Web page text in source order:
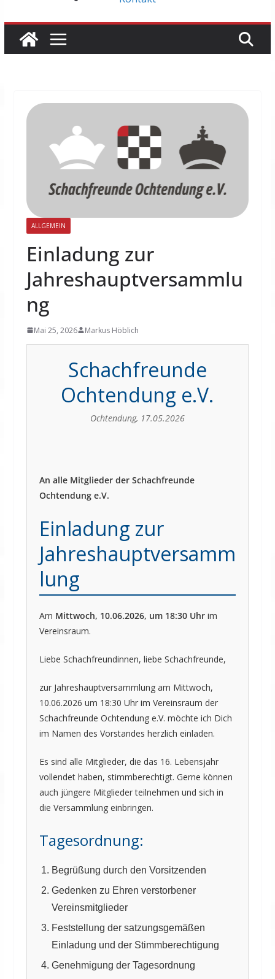
ALLGEMEIN
Einladung zur
Jahreshauptversammlu
ng
Mai 25, 2026 Markus Höblich
Schachfreunde
Ochtendung e.V.
Ochtendung, 17.05.2026
An alle Mitglieder der Schachfreunde
Ochtendung e.V.
Einladung zur
Jahreshauptversamm
lung
Am Mittwoch, 10.06.2026, um 18:30 Uhrim
Vereinsraum.
Liebe Schachfreundinnen, liebe Schachfreunde,
zur Jahreshauptversammlung am Mittwoch,
10.06.2026 um 18:30 Uhr im Vereinsraum der
Schachfreunde Ochtendung e.V. möchte ich Dich
im Namen des Vorstandes herzlich einladen.
Es sind alle Mitglieder, die das 16. Lebensjahr
vollendet haben, stimmberechtigt. Gerne können
auch jüngere Mitglieder teilnehmen und sich in
die Versammlung einbringen.
Tagesordnung:
Begrüßung durch den Vorsitzenden
Gedenken zu Ehren verstorbener
Vereinsmitglieder
Feststellung der satzungsgemäßen
Einladung und der Stimmberechtigung
Genehmigung der Tagesordnung